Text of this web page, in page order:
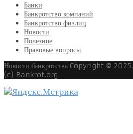
Банки
Банкротство компаний
Банкротство физлиц
Новости
Полезное
Правовые вопросы
Новости банкротства Copyright © 2025.
(c) Bankrot.org